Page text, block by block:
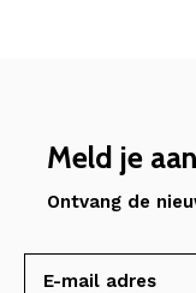
Meld je
Ontvang de